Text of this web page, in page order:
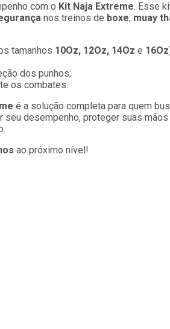
com o Kit Naja Extreme. Esse
nos treinos de boxe, muay
tamanhos 10Oz, 12Oz, 14Oz e 16Oz
dos punhos;
os combates.
é a solução completa para quem
desempenho, proteger suas
ao próximo nível!